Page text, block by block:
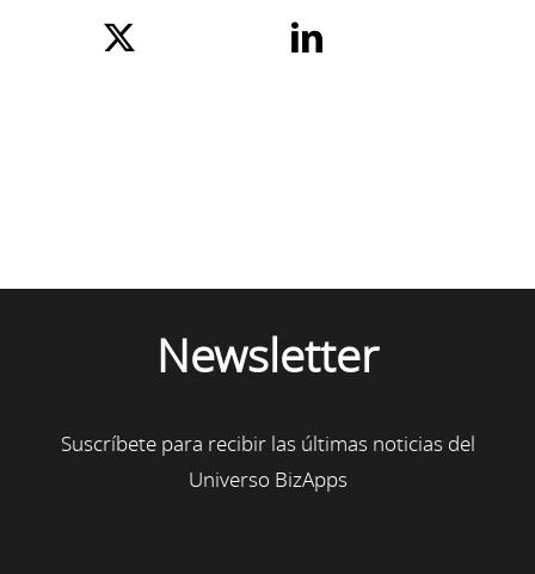
Newsletter
Suscríbete para recibir las últimas noticias del
Universo BizApps